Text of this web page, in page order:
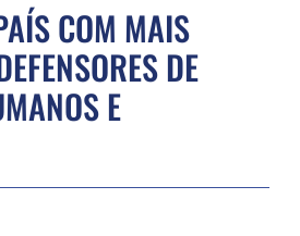
COM MAIS
DE
E